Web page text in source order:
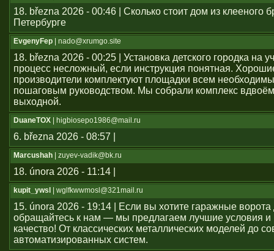
18. března 2026 - 00:46 | Сколько стоит дом из клееного
Петербурге
EvgenyFep | nado@xrumgo.site
18. března 2026 - 00:25 | Установка детского городка на
процесс несложный, если инструкция понятная.
производители комплектуют площадки всем
пошаговым руководством. Мы собрали комплекс
выходной.
DuaneTOX | higbiosepo1986@mail.ru
6. března 2026 - 08:57 |
Marcushah | zuyev-vadik@bk.ru
18. února 2026 - 11:14 |
kupit_ywsl | wglfkwwmosl@321mail.ru
15. února 2026 - 19:14 | Если вы хотите гаражные
обращайтесь к нам — мы предлагаем лучшие условия и
качество! От классических металлических моделей до
автоматизированных систем.